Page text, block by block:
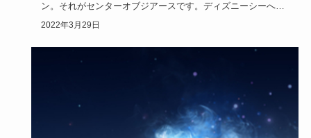
ン。それがセンターオブジアースです。ディズニーシーへ行
ったことのない…
2022年3月29日